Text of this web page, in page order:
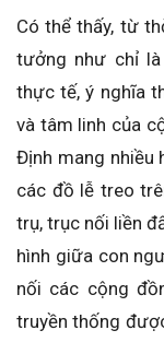
Có thể thấy, từ
tưởng như chỉ
thực tế, ý nghĩa
và tâm linh của
Định mang nhiều
các đồ lễ treo
trụ, trục nối liền
hình giữa con
nối các cộng
truyền thống